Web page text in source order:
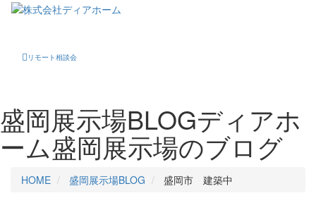
リモート相談会
盛岡展示場BLOGディアホ
ーム盛岡展示場のブログ
HOME 盛岡展示場BLOG 盛岡市 建築中